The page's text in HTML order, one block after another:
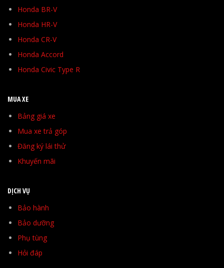
Honda BR-V
Honda HR-V
Honda CR-V
Honda Accord
Honda Civic Type R
MUA XE
Bảng giá xe
Mua xe trả góp
Đăng ký lái thử
Khuyến mãi
DỊCH VỤ
Bảo hành
Bảo dưỡng
Phụ tùng
Hỏi đáp